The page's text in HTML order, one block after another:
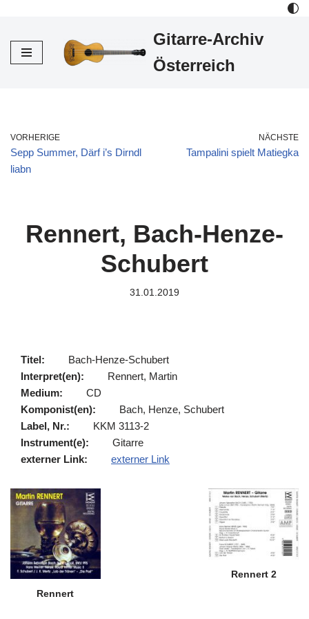
Inhalt
Gitarre-Archiv
Österreich
VORHERIGE
Sepp Summer, Därf i’s Dirndl
liabn
NÄCHSTE
Tampalini spielt Matiegka
Rennert, Bach-Henze-
Schubert
31.01.2019
Titel:
Bach-Henze-Schubert
Interpret(en):
Rennert, Martin
Medium:
CD
Komponist(en):
Bach, Henze, Schubert
Label, Nr.:
KKM 3113-2
Instrument(e):
Gitarre
externer Link:
externer Link
Rennert
Rennert 2